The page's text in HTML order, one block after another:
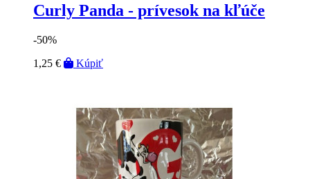
Curly Panda - prívesok na kľúče
-50%
1,25 €
Kúpiť